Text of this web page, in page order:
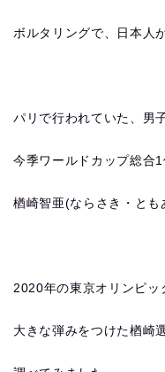
ボルタリングで、日本人
パリで行われていた、男
今季ワールドカップ総合
楢崎智亜(ならさき・とも
2020年の東京オリンピッ
大きな弾みをつけた楢崎